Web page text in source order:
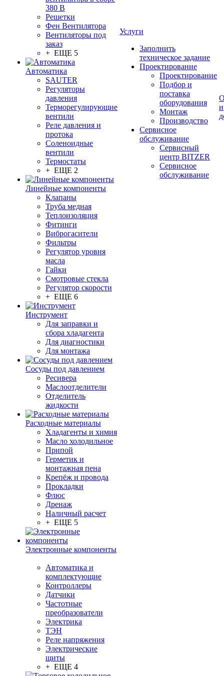
380 В
Решетки
Фен Вентилятора
Вентиляторы под
заказ
+ ЕЩЕ 5
Автоматика
SAUTER
Регуляторы
давления
Терморегулирующие
вентили
Реле давления и
протока
Соленоидные
вентили
Термостаты
+ ЕЩЕ 2
Линейные компоненты
Клапаны
Труба медная
Теплоизоляция
Фитинги
Виброгасители
Фильтры
Регулятор уровня
масла
Гайки
Смотровые стекла
Регулятор скорости
+ ЕЩЕ 6
Инструмент
Для заправки и
сбора хладагента
Для диагностики
Для монтажа
Сосуды под давлением
Ресивера
Маслоотделители
Отделитель
жидкости
Расходные материалы
Хладагенты и химия
Масло холодильное
Припой
Герметик и
монтажная пена
Крепёж и провода
Прокладки
Флюс
Дренаж
Наличный расчет
+ ЕЩЕ 5
Электронные компоненты
Автоматика и
комплектующие
Контроллеры
Датчики
Частотные
преобразователи
Электрика
ТЭН
Реле напряжения
Электрические
щиты
+ ЕЩЕ 4
Услуги
Заполнить
техническое задание
Проектирование
Проектирование
Подбор и
поставка
оборудования
Монтаж
Производство
Сервисное
обслуживание
Сервисный
центр BITZER
Сервисное
обслуживание
и